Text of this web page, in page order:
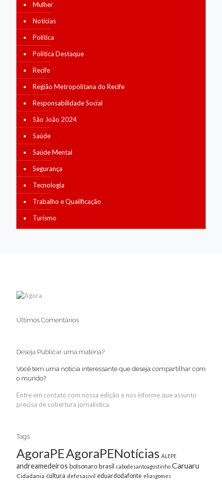
Mulher
Notícias
Política
Política Destaque
Recife
Região Metropolitana do Recife
Responsabilidade Social
São João 2024
Saúde
Saúde Mental
Segurança
Tecnologia
Trabalho e Qualificação
Turismo
Últimos Comentários
Deseja Publicar uma matéria?
Você tem uma notícia interessante que deseja compartilhar com
o mundo?
Entre em contato com nossa edição e nos informe que assunto
precisa de cobertura jornalística.
Tags
AgoraPEAgoraPENotícias ALEPE
andreamedeiros bolsonarobrasil cabodesantoagostinho Caruaru
Cidadania cultura defesacivil eduardodafonte eliasgomes